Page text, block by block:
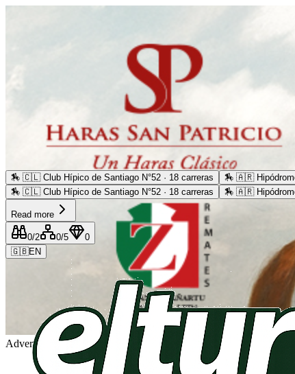
Advertising
🏇 🇨🇱 Club Hípico de Santiago N°52 · 18 carreras 🏇 🇦🇷
🏇 🇨🇱 Club Hípico de Santiago N°52 · 18 carreras 🏇 🇦🇷
Read more
0/2 0/5
0
🇬🇧EN